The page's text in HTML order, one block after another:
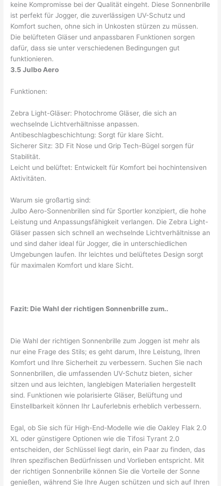
keine Kompromisse bei der Qualität eingeht. Diese Sonnenbrille
ist perfekt für Jogger, die zuverlässigen UV-Schutz und
Komfort suchen, ohne sich in Unkosten stürzen zu müssen.
Die belüfteten Gläser und anpassbaren Funktionen sorgen
dafür, dass sie unter verschiedenen Bedingungen gut
funktionieren.
3.5 Julbo Aero
Funktionen:
Zebra Light-Gläser: Photochrome Gläser, die sich an
wechselnde Lichtverhältnisse anpassen.
Antibeschlagbeschichtung: Sorgt für klare Sicht.
Sicherer Sitz: 3D Fit Nose und Grip Tech-Bügel sorgen für
Stabilität.
Leicht und belüftet: Entwickelt für Komfort bei hochintensiven
Aktivitäten.
Warum sie großartig sind:
Julbo Aero-Sonnenbrillen sind für Sportler konzipiert, die hohe
Leistung und Anpassungsfähigkeit verlangen. Die Zebra Light-
Gläser passen sich schnell an wechselnde Lichtverhältnisse an
und sind daher ideal für Jogger, die in unterschiedlichen
Umgebungen laufen. Ihr leichtes und belüftetes Design sorgt
für maximalen Komfort und klare Sicht.
Fazit: Die Wahl der richtigen Sonnenbrille zum..
Die Wahl der richtigen Sonnenbrille zum Joggen ist mehr als
nur eine Frage des Stils; es geht darum, Ihre Leistung, Ihren
Komfort und Ihre Sicherheit zu verbessern. Suchen Sie nach
Sonnenbrillen, die umfassenden UV-Schutz bieten, sicher
sitzen und aus leichten, langlebigen Materialien hergestellt
sind. Funktionen wie polarisierte Gläser, Belüftung und
Einstellbarkeit können Ihr Lauferlebnis erheblich verbessern.
Egal, ob Sie sich für High-End-Modelle wie die Oakley Flak 2.0
XL oder günstigere Optionen wie die Tifosi Tyrant 2.0
entscheiden, der Schlüssel liegt darin, ein Paar zu finden, das
Ihren spezifischen Bedürfnissen und Vorlieben entspricht. Mit
der richtigen Sonnenbrille können Sie die Vorteile der Sonne
genießen, während Sie Ihre Augen schützen und sich auf Ihren